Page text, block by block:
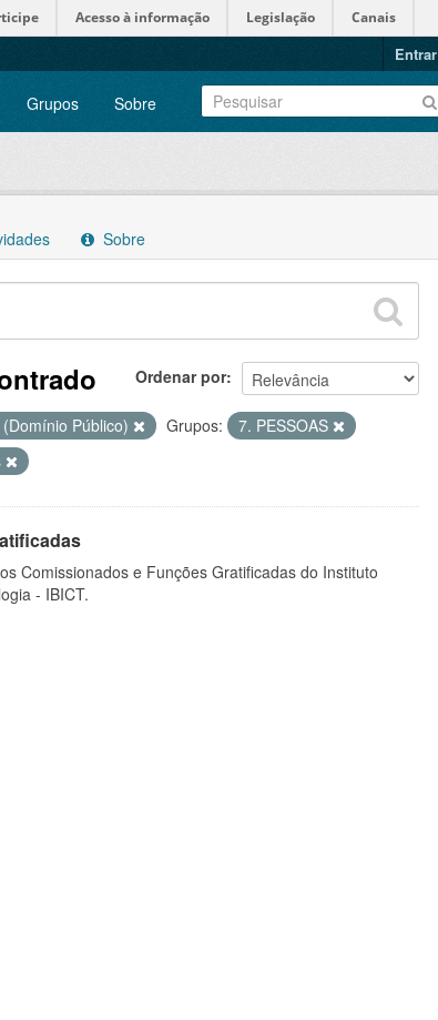
Acesso à informação Legislação Canais
Entrar
Grupos Sobre
Sobre
Ordenar por
Público) Grupos:
7. PESSOAS
Comissionados e Funções Gratificadas do Instituto
- IBICT.